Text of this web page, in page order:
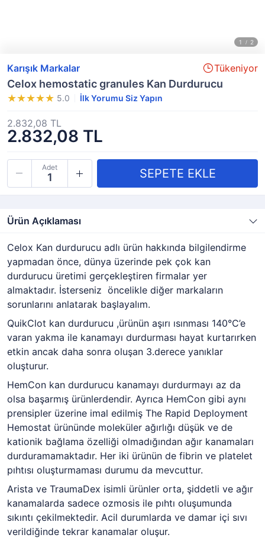
Karışık Markalar Tükeniyor
Celox hemostatic granules Kan Durdurucu
5.0 İlk Yorumu Siz Yapın
2.832,08 TL
2.832,08 TL
Adet
Ürün Açıklaması
Celox Kan durdurucu adlı ürün hakkında bilgilendirme
yapmadan önce, dünya üzerinde pek çok kan
durdurucu üretimi gerçekleştiren firmalar yer
almaktadır. İsterseniz öncelikle diğer markaların
sorunlarını anlatarak başlayalım.
QuikClot kan durdurucu ,ürünün aşırı ısınması 140°C’e
varan yakma ile kanamayı durdurması hayat kurtarırken
etkin ancak daha sonra oluşan 3.derece yanıklar
oluşturur.
HemCon kan durdurucu kanamayı durdurmayı az da
olsa başarmış ürünlerdendir. Ayrıca HemCon gibi aynı
prensipler üzerine imal edilmiş The Rapid Deployment
Hemostat ürününde moleküler ağırlığı düşük ve de
kationik bağlama özelliği olmadığından ağır kanamaları
durduramamaktadır. Her iki ürünün de fibrin ve platelet
pıhtısı oluşturmaması durumu da mevcuttur.
Arista ve TraumaDex isimli ürünler orta, şiddetli ve ağır
kanamalarda sadece ozmosis ile pıhtı oluşumunda
sıkıntı çekilmektedir. Acil durumlarda ve damar içi sıvı
verildiğinde tekrar kanamalar oluşur.